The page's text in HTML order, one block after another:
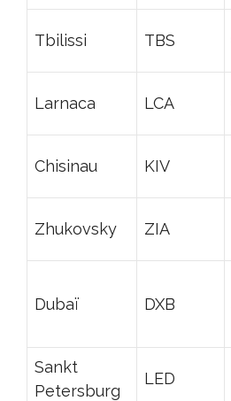
Tbilissi TBS
Larnaca LCA
Chisinau KIV
Zhukovsky ZIA
Dubaï DXB
Sankt
Petersburg
LED